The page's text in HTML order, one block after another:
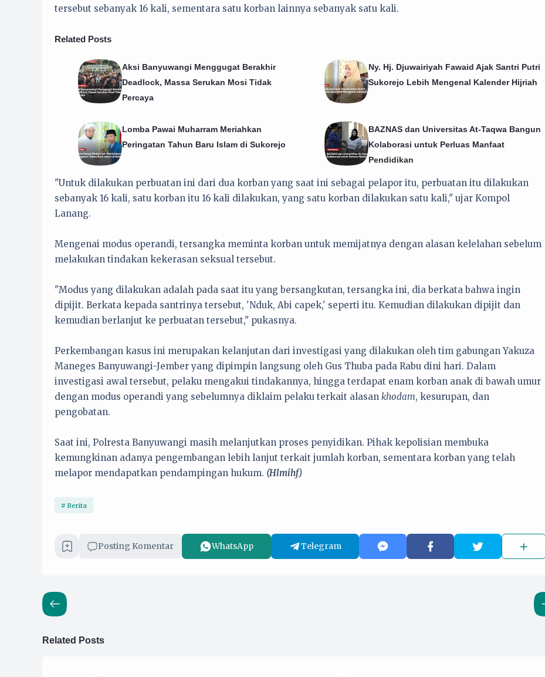
tersebut sebanyak 16 kali, sementara satu korban lainnya sebanyak satu kali.
Related Posts
Aksi Banyuwangi Menggugat Berakhir
Deadlock, Massa Serukan Mosi Tidak
Percaya
Ny. Hj. Djuwairiyah Fawaid Ajak Santri Putri
Sukorejo Lebih Mengenal Kalender Hijriah
Lomba Pawai Muharram Meriahkan
Peringatan Tahun Baru Islam di Sukorejo
BAZNAS dan Universitas At-Taqwa Bangun
Kolaborasi untuk Perluas Manfaat
Pendidikan
"Untuk dilakukan perbuatan ini dari dua korban yang saat ini sebagai pelapor itu, perbuatan itu dilakukan
sebanyak 16 kali, satu korban itu 16 kali dilakukan, yang satu korban dilakukan satu kali," ujar Kompol
Lanang.
Mengenai modus operandi, tersangka meminta korban untuk memijatnya dengan alasan kelelahan sebelum
melakukan tindakan kekerasan seksual tersebut.
"Modus yang dilakukan adalah pada saat itu yang bersangkutan, tersangka ini, dia berkata bahwa ingin
dipijit. Berkata kepada santrinya tersebut, 'Nduk, Abi capek,' seperti itu. Kemudian dilakukan dipijit dan
kemudian berlanjut ke perbuatan tersebut," pukasnya.
Perkembangan kasus ini merupakan kelanjutan dari investigasi yang dilakukan oleh tim gabungan Yakuza
Maneges Banyuwangi-Jember yang dipimpin langsung oleh Gus Thuba pada Rabu dini hari. Dalam
investigasi awal tersebut, pelaku mengakui tindakannya, hingga terdapat enam korban anak di bawah umur
dengan modus operandi yang sebelumnya diklaim pelaku terkait alasan khodam, kesurupan, dan
pengobatan.
Saat ini, Polresta Banyuwangi masih melanjutkan proses penyidikan. Pihak kepolisian membuka
kemungkinan adanya pengembangan lebih lanjut terkait jumlah korban, sementara korban yang telah
melapor mendapatkan pendampingan hukum. (Hlmihf)
Berita
Posting Komentar WhatsApp Telegram
Related Posts